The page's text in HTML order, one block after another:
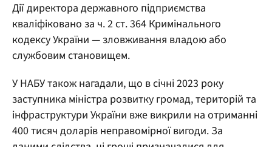
Дії директора державного підприємства
кваліфіковано за ч. 2 ст. 364 Кримінального
кодексу України — зловживання владою або
службовим становищем.
У НАБУ також нагадали, що в січні 2023 року
заступника міністра розвитку громад, територій та
інфраструктури України вже викрили на отриманні
400 тисяч доларів неправомірної вигоди. За